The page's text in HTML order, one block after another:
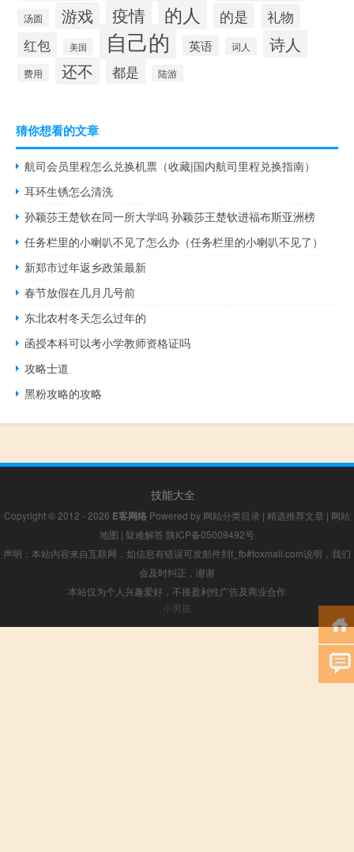
汤圆 游戏 疫情 的人 的是
礼物
红包
美国 自己的 英语 词人 诗人
费用 还不 都是 陆游
猜你想看的文章
航司会员里程怎么兑换机票（收藏|国内航司里程兑换指南）
耳环生锈怎么清洗
孙颖莎王楚钦在同一所大学吗 孙颖莎王楚钦进福布斯亚洲榜
任务栏里的小喇叭不见了怎么办（任务栏里的小喇叭不见了）
新郑市过年返乡政策最新
春节放假在几月几号前
东北农村冬天怎么过年的
函授本科可以考小学教师资格证吗
攻略士道
黑粉攻略的攻略
技能大全
Copyright © 2012 - 2026 E客网络 Powered by 网站分类目录 | 精选推荐文章 | 网站
地图 | 疑难解答 陕ICP备05009492号
声明：本站内容来自互联网，如信息有错误可发邮件到f_fb#foxmail.com说明，我们
会及时纠正，谢谢
本站仅为个人兴趣爱好，不接盈利性广告及商业合作
小男孩